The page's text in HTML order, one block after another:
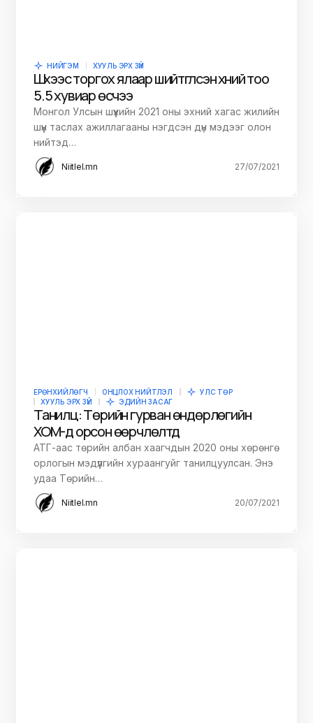
НИЙГЭМ ХУУЛЬ ЭРХ ЗҮЙ
Шүүхээс торгох ялаар шийтгүүлсэн хүний тоо
5.5 хувиар өсчээ
Монгол Улсын шүүхийн 2021 оны эхний хагас жилийн
шүүн таслах ажиллагааны нэгдсэн дүн мэдээг олон
нийтэд…
Niitlel.mn 27/07/2021
ЕРӨНХИЙЛӨГЧ ОНЦЛОХ НИЙТЛЭЛ
УЛС ТӨР
ХУУЛЬ ЭРХ ЗҮЙ
ЭДИЙН ЗАСАГ
Танилц: Төрийн гурван өндөрлөгийн
ХОМ-д орсон өөрчлөлтүүд
АТГ-аас төрийн албан хаагчдын 2020 оны хөрөнгө
орлогын мэдүүлгийн хураангуйг танилцуулсан. Энэ
удаа Төрийн…
Niitlel.mn 20/07/2021